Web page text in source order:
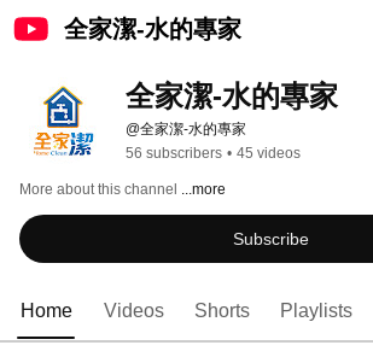
全家潔-水的專家
全家潔-水的專家
@全家潔-水的專家
56 subscribers • 45 videos
More about this channel ...more
Subscribe
Home Videos Shorts Playlists